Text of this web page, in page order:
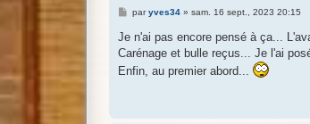
M
s
a
g
e
paryves34» sam. 16 sept., 2023 20:15
Je n'ai pas encore pensé à ça...
Carénage et bulle reçus... Je l'ai
Enfin, au premier abord...